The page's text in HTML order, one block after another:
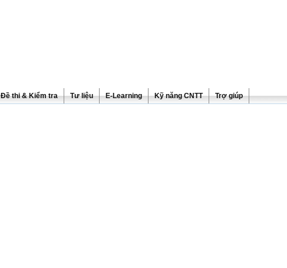
Đề thi & Kiểm tra Tư liệu E-Learning Kỹ năng CNTT Trợ giúp